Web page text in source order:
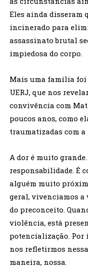
Eles ainda disseram
incinerado para
assassinato brutal
impiedosa do corpo.
Mais uma família foi
UERJ, que nos
convivência com
poucos anos, como
traumatizadas com a
A dor é muito
responsabilidade. É
alguém muito
geral, vivenciamos
do preconceito.
violência, está
potencialização. Por
nos refletirmos
maneira, nossa.